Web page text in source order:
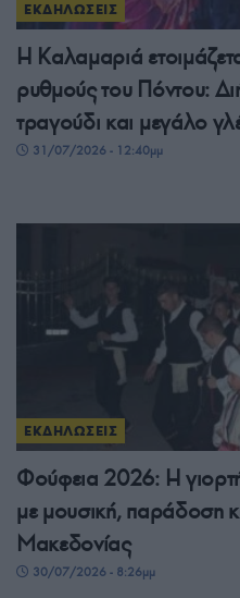
ΕΚΔΗΛΩΣΕΙΣ
Η Καλαμαριά
ρυθμούς του Πόντου:
τραγούδι και μεγάλο
31/07/2026 - 12:40μμ
ΕΚΔΗΛΩΣΕΙΣ
Φούφεια 2026: Η γιορτή
με μουσική, παράδοση
Μακεδονίας
30/07/2026 - 8:26μμ